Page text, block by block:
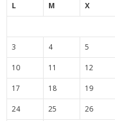
L M X
3 4 5
10 11 12
17 18 19
24 25 26